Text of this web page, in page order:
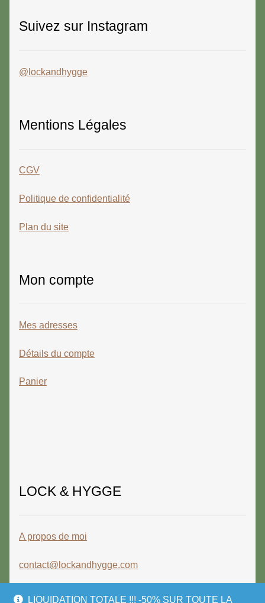
LIQUIDATION TOTALE !!! -50% SUR TOUTE LA
Suivez sur Instagram
@lockandhygge
Mentions Légales
CGV
Politique de confidentialité
Plan du site
Mon compte
Mes adresses
Détails du compte
Panier
LOCK & HYGGE
A propos de moi
contact@lockandhygge.com